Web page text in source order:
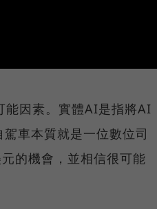
能因素。實體AI是指將AI
車本質就是一位數位司
的機會，並相信很可能